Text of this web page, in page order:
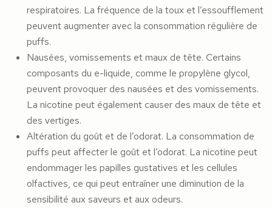
respiratoires. La fréquence de la toux et l’essoufflement
peuvent augmenter avec la consommation régulière de
puffs.
Nausées, vomissements et maux de tête. Certains
composants du e-liquide, comme le propylène glycol,
peuvent provoquer des nausées et des vomissements.
La nicotine peut également causer des maux de tête et
des vertiges.
Altération du goût et de l’odorat. La consommation de
puffs peut affecter le goût et l’odorat. La nicotine peut
endommager les papilles gustatives et les cellules
olfactives, ce qui peut entraîner une diminution de la
sensibilité aux saveurs et aux odeurs.